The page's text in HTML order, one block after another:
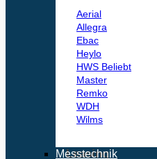
Leasing
Aerial
Allegra
Ebac
Heylo
HWS
Master
Remko
WDH
Wilms
Messtechnik